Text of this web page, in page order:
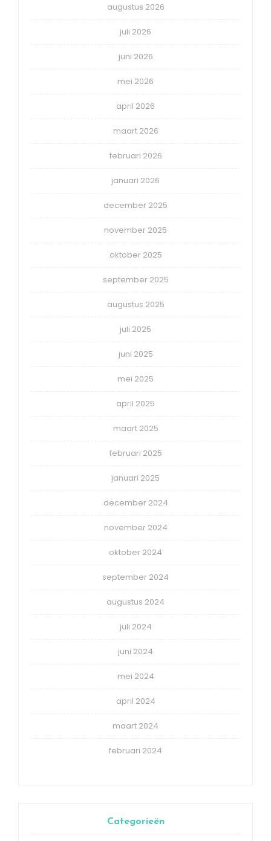
augustus 2026
juli 2026
juni 2026
mei 2026
april 2026
maart 2026
februari 2026
januari 2026
december 2025
november 2025
oktober 2025
september 2025
augustus 2025
juli 2025
juni 2025
mei 2025
april 2025
maart 2025
februari 2025
januari 2025
december 2024
november 2024
oktober 2024
september 2024
augustus 2024
juli 2024
juni 2024
mei 2024
april 2024
maart 2024
februari 2024
Categorieën